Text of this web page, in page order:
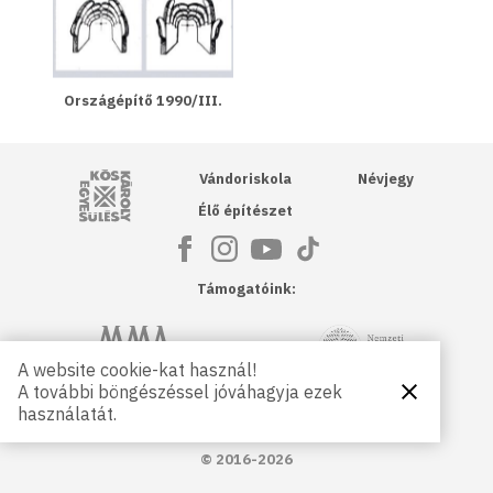
Országépítő 1990/III.
Kós Károly Egyesülés
Vándoriskola
Élő építészet
Névjegy
Támogatóink:
Magyar Művészeti Akadémia NKA
Petőfi Kulturális Ügynökség
© 2016-2026
A website cookie-kat használ!
A további böngészéssel jóváhagyja ezek
használatát.
Bezárás